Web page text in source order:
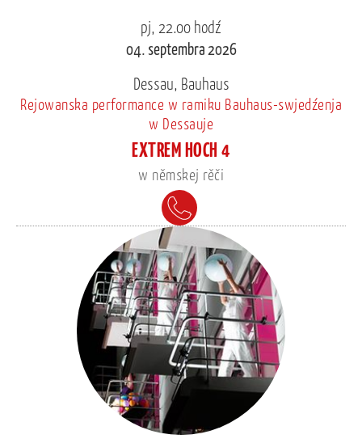
pj, 22.00 hodź
04. septembra 2026
Dessau, Bauhaus
Rejowanska performance w ramiku Bauhaus-swjedźenja
w Dessauje
EXTREM HOCH 4
w němskej rěči